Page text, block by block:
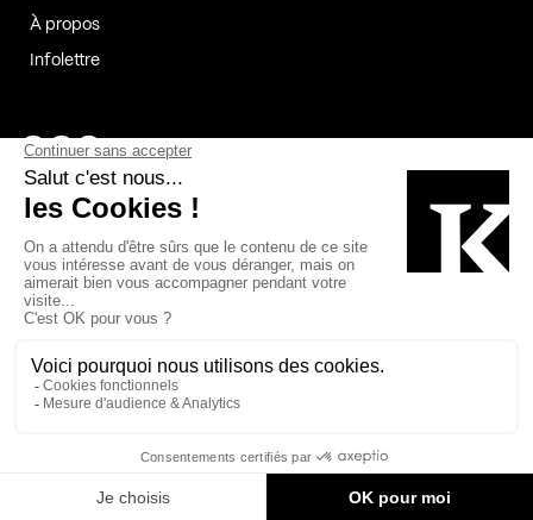
À propos
Infolettre
Page Facebook de Kollectif
Page Instagram de Kollectif
Page Linkedin de Kollectif
Bâtiment-Durable-Québec-1
Esquisses-1
MP-1 v2com-1
Cookies